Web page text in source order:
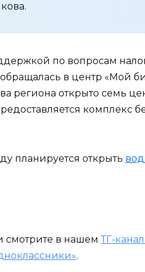
по вопросам
в центр «Мой
региона открыто семь
комплекс
планируется открыть
смотрите в нашем ТГ-
.